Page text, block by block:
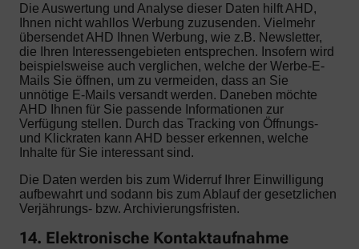
Die Auswertung und Analyse dieser Daten hilft AHD,
Ihnen nicht wahllos Werbung zuzusenden. Vielmehr
übersendet AHD Ihnen Werbung, wie z.B. Newsletter,
die Ihren Interessengebieten entsprechen. Insofern wird
beispielsweise auch verglichen, welche der Werbe-E-
Mails Sie öffnen, um zu vermeiden, dass an Sie
unnötige E-Mails versandt werden. Daneben möchte
AHD Ihnen für Sie passende Informationen zur
Verfügung stellen. Durch das Tracking von Öffnungs-
und Klickraten kann AHD besser erkennen, welche
Inhalte für Sie interessant sind.
Die Daten werden bis zum Widerruf Ihrer Einwilligung
aufbewahrt und sodann bis zum Ablauf der gesetzlichen
Verjährungs- bzw. Archivierungsfristen.
14. Elektronische Kontaktaufnahme